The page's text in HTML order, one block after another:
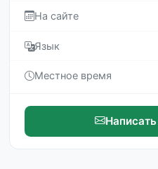
На сайте
Язык
Местное время